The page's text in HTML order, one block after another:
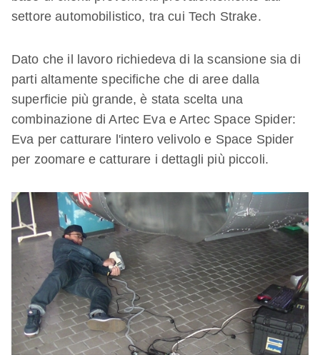
settore automobilistico, tra cui Tech Strake.
Dato che il lavoro richiedeva di la scansione sia di
parti altamente specifiche che di aree dalla
superficie più grande, è stata scelta una
combinazione di Artec Eva e Artec Space Spider:
Eva per catturare l'intero velivolo e Space Spider
per zoomare e catturare i dettagli più piccoli.